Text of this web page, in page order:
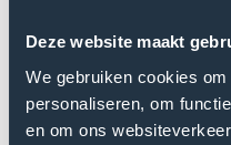
Deze website maakt
We gebruiken cookies
personaliseren, om
en om ons
Achternaam